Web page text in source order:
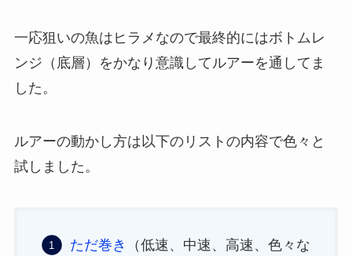
一応狙いの魚はヒラメなので最終的にはボトムレ
ンジ（底層）をかなり意識してルアーを通してま
した。
ルアーの動かし方は以下のリストの内容で色々と
試しました。
ただ巻き
（低速、中速、高速、色々な